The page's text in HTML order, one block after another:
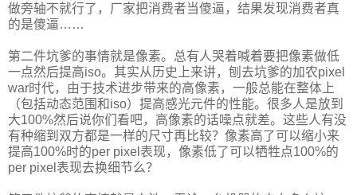
做旁轴不就行了，厂家把消费者当傻逼，结果发现消费者真
的是傻逼……
第二件坑爹的事情就是像素。总有人哭着喊着要把像素做低
一点然后提高iso。其实从历史上来讲，刨去坑爹的加农pixel
war时代，由于技术进步带来的高像素，一般总能在整体上
（包括动态范围和iso）提高感光元件的性能。很多人是放到
大100%然后说你们看吧，高像素的话噪点就差。这些人有没
有种缩到双方都是一样的尺寸再比较？像素高了可以缩小来
提高100%时的per pixel表现，像素低了可以牺牲点100%的
per pixel表现去换细节么？